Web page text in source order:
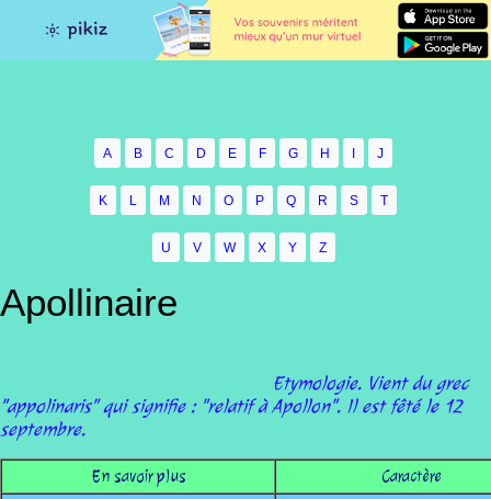
A B C D E F G H I J
K L M N O P Q R S T
U V W X Y Z
Apollinaire
Etymologie. Vient du grec
"appolinaris" qui signifie : "relatif à Apollon". Il est fêté le 12
septembre.
En savoir plus
Caractère